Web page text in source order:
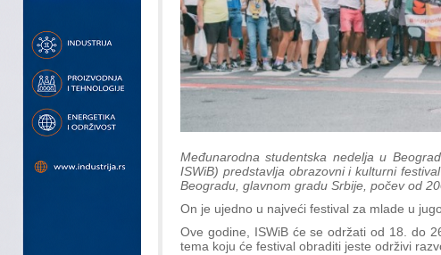
Međunarodna studentska nedelja u
ISWiB) predstavlja obrazovni i kulturni
Beogradu, glavnom gradu Srbije, počev od
On je ujedno u najveći festival za mlade u
Ove godine, ISWiB će se održati od 18. do
tema koju će festival obraditi jeste održivi